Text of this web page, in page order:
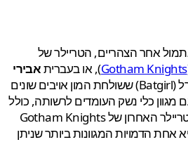
אחר הצהריים, הטריילר של
Gotham), או בעבריתאבירי
, מציג את באטגירל (Batgirl) ששולחת המון אויבים שונים
כלי נשק העומדים לרשותה, כולל
הטונפה האייקונית שלה, הטריילר האחרון של Gotham Knights
המגוונות ביותר שניתן